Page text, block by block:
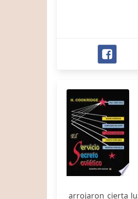
arrojaron cierta